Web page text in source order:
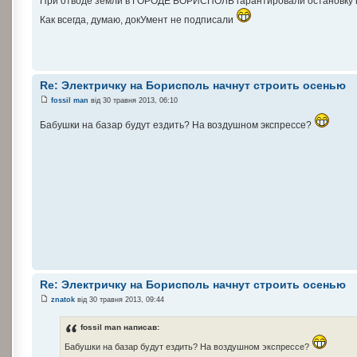
Как всегда, думаю, докУмент не подписали
Re: Электричку на Борисполь начнут строить осенью
fossil man від 30 травня 2013, 06:10
Бабушки на базар будут ездить? На воздушном экспрессе?
Re: Электричку на Борисполь начнут строить осенью
znatok від 30 травня 2013, 09:44
fossil man написав:
Бабушки на базар будут ездить? На воздушном экспрессе?